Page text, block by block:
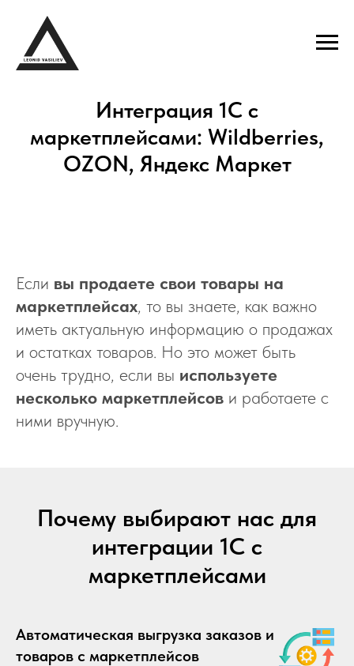
Интеграция 1С с
маркетплейсами: Wildberries,
OZON, Яндекс Маркет
Если вы продаете свои товары на
маркетплейсах, то вы знаете, как важно
иметь актуальную информацию о продажах
и остатках товаров. Но это может быть
очень трудно, если вы используете
несколько маркетплейсов и работаете с
ними вручную.
Почему выбирают нас для
интеграции 1С с
маркетплейсами
Автоматическая выгрузка заказов и
товаров с маркетплейсов